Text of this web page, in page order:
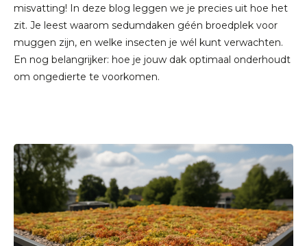
misvatting! In deze blog leggen we je precies uit hoe het
zit. Je leest waarom sedumdaken géén broedplek voor
muggen zijn, en welke insecten je wél kunt verwachten.
En nog belangrijker: hoe je jouw dak optimaal onderhoudt
om ongedierte te voorkomen.